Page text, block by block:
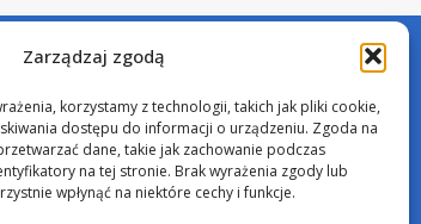
Zarządzaj zgodą
korzystamy z technologii, takich jak pliki cookie,
dostępu do informacji o urządzeniu. Zgoda na
dane, takie jak zachowanie podczas
na tej stronie. Brak wyrażenia zgody lub
wpłynąć na niektóre cechy i funkcje.